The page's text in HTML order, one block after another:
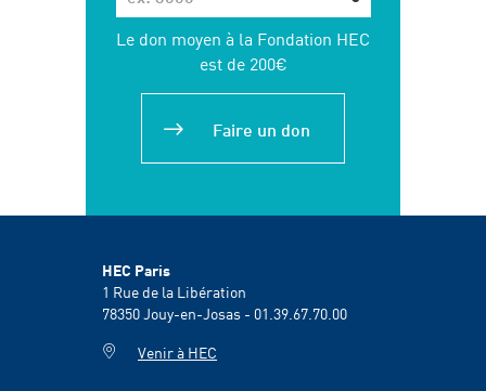
Le don moyen à la Fondation HEC
est de 200€
Faire un don
HEC Paris
1 Rue de la Libération
78350Jouy-en-Josas - 01.39.67.70.00
Venir à HEC